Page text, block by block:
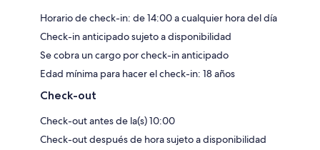
Horario de check-in: de 14:00 a cualquier hora del día
Check-in anticipado sujeto a disponibilidad
Se cobra un cargo por check-in anticipado
Edad mínima para hacer el check-in: 18 años
Check-out
Check-out antes de la(s) 10:00
Check-out después de hora sujeto a disponibilidad